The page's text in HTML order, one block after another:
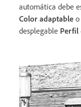
automática debe
Color adaptable o
desplegable Perfil